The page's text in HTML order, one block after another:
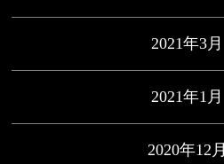
2021年3月
2021年1月
2020年12月